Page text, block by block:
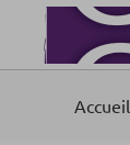
Accueil